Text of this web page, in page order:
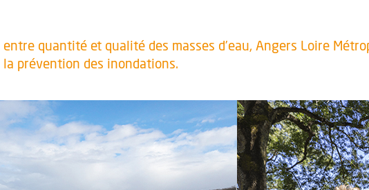
quantité et qualité des masses d’eau, Angers Loire
prévention des inondations.